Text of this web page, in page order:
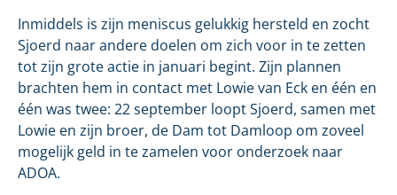
Inmiddels is zijn meniscus gelukkig hersteld en zocht
Sjoerd naar andere doelen om zich voor in te zetten
tot zijn grote actie in januari begint. Zijn plannen
brachten hem in contact met Lowie van Eck en één en
één was twee: 22 september loopt Sjoerd, samen met
Lowie en zijn broer, de Dam tot Damloop om zoveel
mogelijk geld in te zamelen voor onderzoek naar
ADOA.